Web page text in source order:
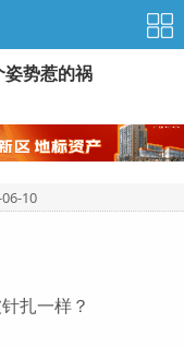
姿势惹的祸
10
扎一样？